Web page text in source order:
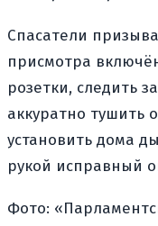
Спасатели
присмотра
розетки, следить
аккуратно тушить
установить дома
рукой исправный
Фото: